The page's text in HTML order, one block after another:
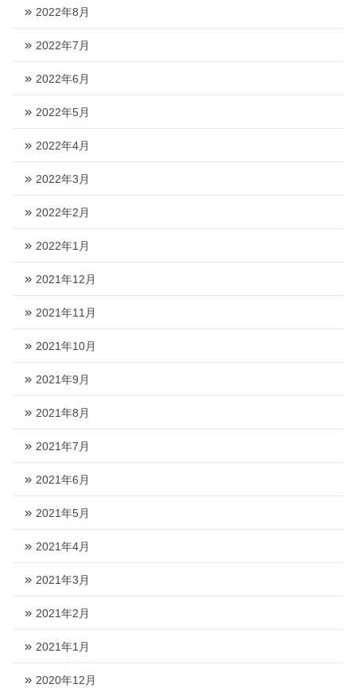
2022年8月
2022年7月
2022年6月
2022年5月
2022年4月
2022年3月
2022年2月
2022年1月
2021年12月
2021年11月
2021年10月
2021年9月
2021年8月
2021年7月
2021年6月
2021年5月
2021年4月
2021年3月
2021年2月
2021年1月
2020年12月